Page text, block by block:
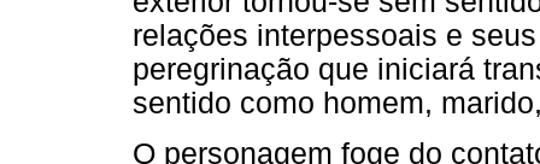
relações interpessoais e
peregrinação que iniciará
sentido como homem,
O personagem foge do